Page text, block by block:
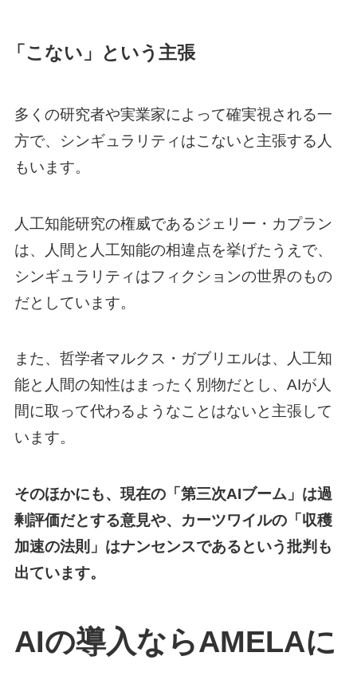
「こない」という主張
多くの研究者や実業家によって確実視される一
方で、シンギュラリティはこないと主張する人
もいます。
人工知能研究の権威であるジェリー・カプラン
は、人間と人工知能の相違点を挙げたうえで、
シンギュラリティはフィクションの世界のもの
だとしています。
また、哲学者マルクス・ガブリエルは、人工知
能と人間の知性はまったく別物だとし、AIが人
間に取って代わるようなことはないと主張して
います。
そのほかにも、現在の「第三次AIブーム」は過
剰評価だとする意見や、カーツワイルの「収穫
加速の法則」はナンセンスであるという批判も
出ています。
AIの導入ならAMELAに